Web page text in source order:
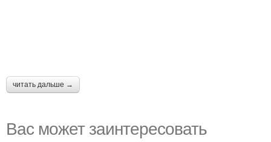
читать дальше →
Вас может заинтересовать